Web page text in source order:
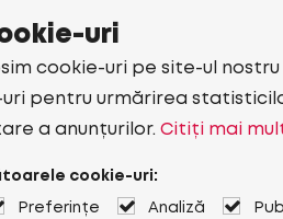
uri
cookie-uri pe site-ul nostru
uri pentru urmărirea
a anunțurilor. Citiți mai
cookie-uri:
Preferințe Analiză